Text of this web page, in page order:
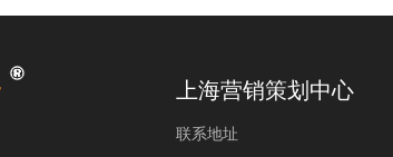
上海营销策划中心
联系地址